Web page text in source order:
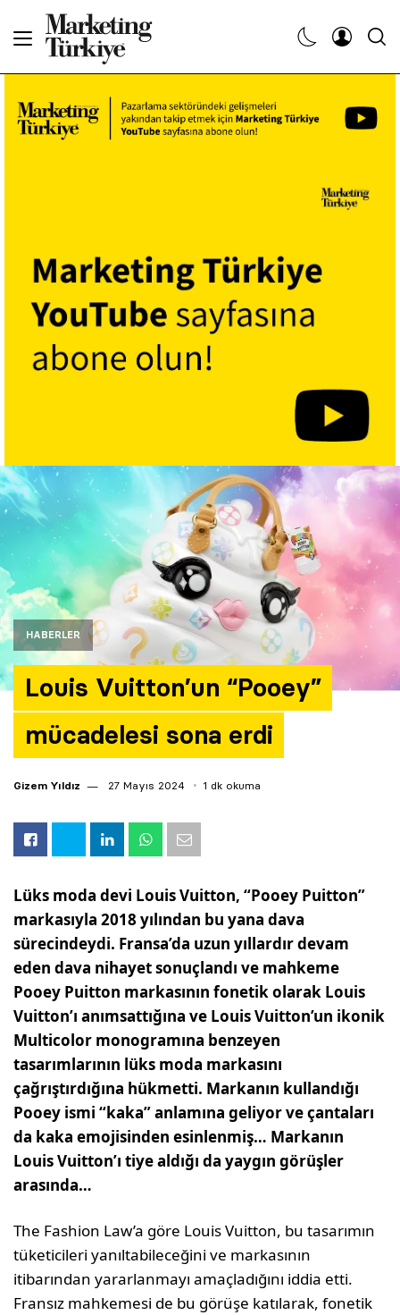
HABERLER
Louis Vuitton’un “Pooey”
mücadelesi sona erdi
Gizem Yıldız 27 Mayıs 2024 1 dk okuma
Lüks moda devi Louis Vuitton, “Pooey Puitton”
markasıyla 2018 yılından bu yana dava
sürecindeydi. Fransa’da uzun yıllardır devam
eden dava nihayet sonuçlandı ve mahkeme
Pooey Puitton markasının fonetik olarak Louis
Vuitton’ı anımsattığına ve Louis Vuitton’un ikonik
Multicolor monogramına benzeyen
tasarımlarının lüks moda markasını
çağrıştırdığına hükmetti. Markanın kullandığı
Pooey ismi “kaka” anlamına geliyor ve çantaları
da kaka emojisinden esinlenmiş… Markanın
Louis Vuitton’ı tiye aldığı da yaygın görüşler
arasında…
The Fashion Law’a göre Louis Vuitton, bu tasarımın
tüketicileri yanıltabileceğini ve markasının
itibarından yararlanmayı amaçladığını iddia etti.
Fransız mahkemesi de bu görüşe katılarak, fonetik
Haberler
Etkinlikler
Söyleşiler
Kariyer
Araştırma